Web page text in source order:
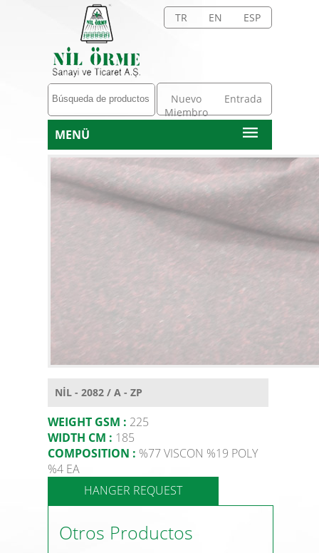
TR EN ESP
Nuevo
Miembro
Entrada
MENÜ
NİL - 2082 / A - ZP
WEIGHT GSM : 225
WIDTH CM : 185
COMPOSITION : %77 VISCON %19 POLY
%4 EA
HANGER REQUEST
Otros Productos